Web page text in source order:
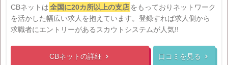
CBネットは 全国に20カ所以上の支店をもっておりネットワーク
を活かした幅広い求人を抱えています。登録すれば求人側から
求職者にエントリーがあるスカウトシステムが人気!!
CBネットの詳細  口コミを見る 